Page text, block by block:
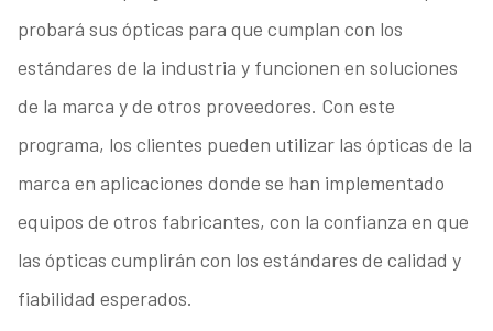
probará sus ópticas para que cumplan con los
estándares de la industria y funcionen en soluciones
de la marca y de otros proveedores. Con este
programa, los clientes pueden utilizar las ópticas de la
marca en aplicaciones donde se han implementado
equipos de otros fabricantes, con la confianza en que
las ópticas cumplirán con los estándares de calidad y
fiabilidad esperados.